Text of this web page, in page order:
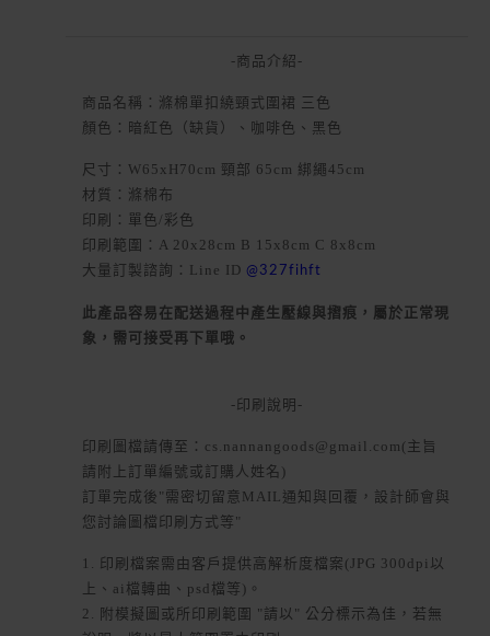
-商品介紹-
商品名稱：滌棉單扣繞頸式圍裙 三色
顏色：暗紅色（缺貨 ）、咖啡色、黑色
尺寸：W65xH70cm 頸部 65cm 綁繩45cm
材質：滌棉布
印刷：單色/彩色
印刷範圍：A 20x28cm B 15x8cm C 8x8cm
大量訂製諮詢：Line ID @327fihft
此產品容易在配送過程中產生壓線與摺痕，屬於正常現
象，需可接受再下單哦。
-印刷說明-
印刷圖檔請傳至：cs.nannangoods@gmail.com(主旨
請附上訂單編號或訂購人姓名)
訂單完成後"需密切留意MAIL通知與回覆，設計師會與
您討論圖檔印刷方式等"
1. 印刷檔案需由客戶提供高解析度檔案(JPG 300dpi以
上、ai檔轉曲、psd檔等)。
2. 附模擬圖或所印刷範圍 "請以" 公分標示為佳，若無